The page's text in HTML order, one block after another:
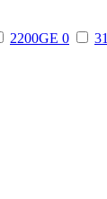
2200GE 0